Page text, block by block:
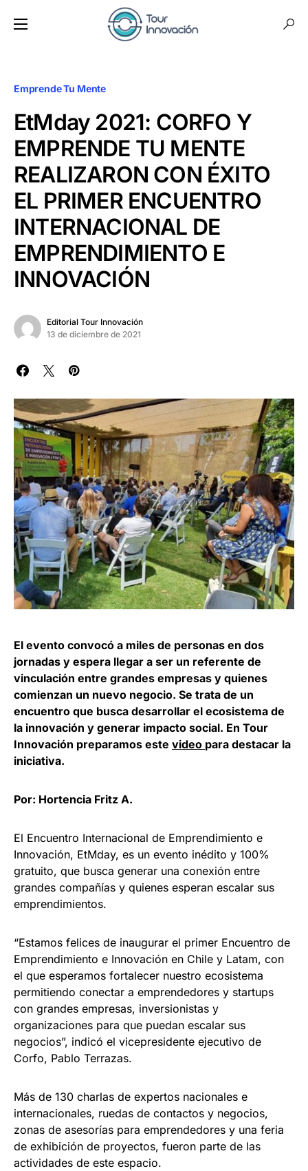
Emprende Tu Mente
EtMday 2021: CORFO Y
EMPRENDE TU MENTE
REALIZARON CON ÉXITO
EL PRIMER ENCUENTRO
INTERNACIONAL DE
EMPRENDIMIENTO E
INNOVACIÓN
Editorial Tour Innovación
13 de diciembre de 2021
El evento convocó a miles de personas en dos
jornadas y espera llegar a ser un referente de
vinculación entre grandes empresas y quienes
comienzan un nuevo negocio. Se trata de un
encuentro que busca desarrollar el ecosistema de
la innovación y generar impacto social. En Tour
Innovación preparamos este video para destacar la
iniciativa.
Por: Hortencia Fritz A.
El Encuentro Internacional de Emprendimiento e
Innovación, EtMday, es un evento inédito y 100%
gratuito, que busca generar una conexión entre
grandes compañías y quienes esperan escalar sus
emprendimientos.
“Estamos felices de inaugurar el primer Encuentro de
Emprendimiento e Innovación en Chile y Latam, con
el que esperamos fortalecer nuestro ecosistema
permitiendo conectar a emprendedores y startups
con grandes empresas, inversionistas y
organizaciones para que puedan escalar sus
negocios”, indicó el vicepresidente ejecutivo de
Corfo, Pablo Terrazas.
Más de 130 charlas de expertos nacionales e
internacionales, ruedas de contactos y negocios,
zonas de asesorías para emprendedores y una feria
de exhibición de proyectos, fueron parte de las
actividades de este espacio.